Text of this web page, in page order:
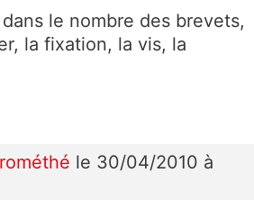
le nombre des brevets,
la fixation, la vis, la
le 30/04/2010 à